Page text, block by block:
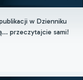
w Dzienniku
przeczytajcie sami!